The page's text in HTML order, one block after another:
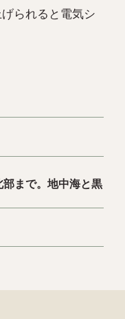
まで。地中海と黒
られると電気シ